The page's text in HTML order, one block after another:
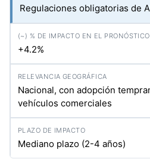
Regulaciones obligatorias de
+4.2%
Nacional, con adopción
vehículos comerciales
Mediano plazo (2-4 años)